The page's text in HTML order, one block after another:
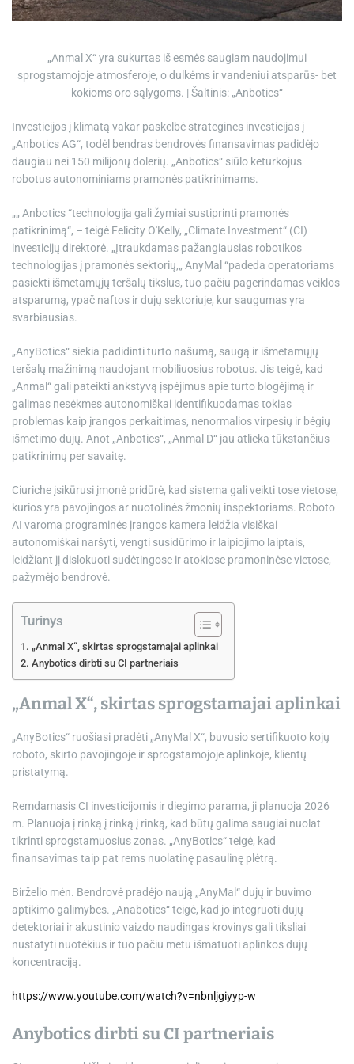
e
„Anmal X“ yra sukurtas iš esmės saugiam naudojimui
sprogstamojoje atmosferoje, o dulkėms ir vandeniui atsparūs- bet
kokioms oro sąlygoms. | Šaltinis: „Anbotics“
Investicijos į klimatą vakar paskelbė strategines investicijas į
„Anbotics AG“, todėl bendras bendrovės finansavimas padidėjo
daugiau nei 150 milijonų dolerių. „Anbotics“ siūlo keturkojus
robotus autonominiams pramonės patikrinimams.
„„ Anbotics “technologija gali žymiai sustiprinti pramonės
patikrinimą“, – teigė Felicity O'Kelly, „Climate Investment“ (CI)
investicijų direktorė. „Įtraukdamas pažangiausias robotikos
technologijas į pramonės sektorių,„ AnyMal “padeda operatoriams
pasiekti išmetamųjų teršalų tikslus, tuo pačiu pagerindamas veiklos
atsparumą, ypač naftos ir dujų sektoriuje, kur saugumas yra
svarbiausias.
„AnyBotics“ siekia padidinti turto našumą, saugą ir išmetamųjų
teršalų mažinimą naudojant mobiliuosius robotus. Jis teigė, kad
„Anmal“ gali pateikti ankstyvą įspėjimus apie turto blogėjimą ir
galimas nesėkmes autonomiškai identifikuodamas tokias
problemas kaip įrangos perkaitimas, nenormalios virpesių ir bėgių
išmetimo dujų. Anot „Anbotics“, „Anmal D“ jau atlieka tūkstančius
patikrinimų per savaitę.
Ciuriche įsikūrusi įmonė pridūrė, kad sistema gali veikti tose vietose,
kurios yra pavojingos ar nuotolinės žmonių inspektoriams. Roboto
AI varoma programinės įrangos kamera leidžia visiškai
autonomiškai naršyti, vengti susidūrimo ir laipiojimo laiptais,
leidžiant jį dislokuoti sudėtingose ​​ir atokiose pramoninėse vietose,
pažymėjo bendrovė.
Turinys
„Anmal X“, skirtas sprogstamajai aplinkai
Anybotics dirbti su CI partneriais
„Anmal X“, skirtas sprogstamajai aplinkai
„AnyBotics“ ruošiasi pradėti „AnyMal X“, buvusio sertifikuoto kojų
roboto, skirto pavojingoje ir sprogstamojoje aplinkoje, klientų
pristatymą.
Remdamasis CI investicijomis ir diegimo parama, ji planuoja 2026
m. Planuoja į rinką į rinką į rinką, kad būtų galima saugiai nuolat
tikrinti sprogstamuosius zonas. „AnyBotics“ teigė, kad
finansavimas taip pat rems nuolatinę pasaulinę plėtrą.
Birželio mėn. Bendrovė pradėjo naują „AnyMal“ dujų ir buvimo
aptikimo galimybes. „Anabotics“ teigė, kad jo integruoti dujų
detektoriai ir akustinio vaizdo naudingas krovinys gali tiksliai
nustatyti nuotėkius ir tuo pačiu metu išmatuoti aplinkos dujų
koncentraciją.
https://www.youtube.com/watch?v=nbnljgiyyp-w
Anybotics dirbti su CI partneriais